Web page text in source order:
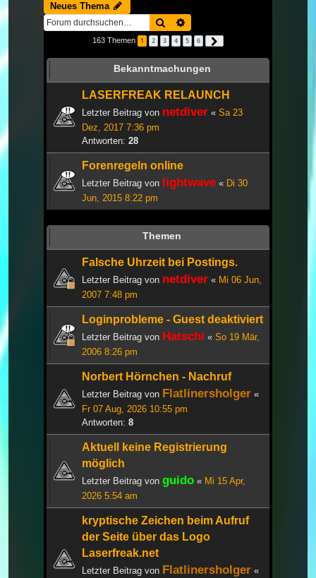
Neues Thema
Suche
163 Themen 1 2 3 4 5 6
Bekanntmachungen
LASERFREAK RELAUNCH
Letzter Beitrag von netdiver « Sa 23
Dez, 2017 7:36 pm
Antworten: 28
Forenregeln online
Letzter Beitrag von lightwave « Di 30
Jun, 2015 8:22 pm
Themen
Falsche Uhrzeit bei Postings.
Letzter Beitrag von netdiver « Mi 06 Jun,
2007 7:48 pm
Loginprobleme - Guest deaktiviert
Letzter Beitrag von Hatschi « So 19 Mär,
2006 8:26 pm
Norbert Hörnchen - Nachruf
Letzter Beitrag von Flatlinersholger «
Fr 07 Aug, 2026 10:55 pm
Antworten: 8
Aktuell keine Registrierung
möglich
Letzter Beitrag von guido « Mi 15 Apr,
2026 5:54 am
kryptische Zeichen beim Aufruf
der Seite über das Logo
Laserfreak.net
Letzter Beitrag von Flatlinersholger «